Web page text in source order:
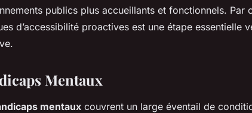
publics plus accueillants et fonctionnels. Par
d’accessibilité proactives est une étape essentielle
Mentaux
mentaux couvrent un large éventail de